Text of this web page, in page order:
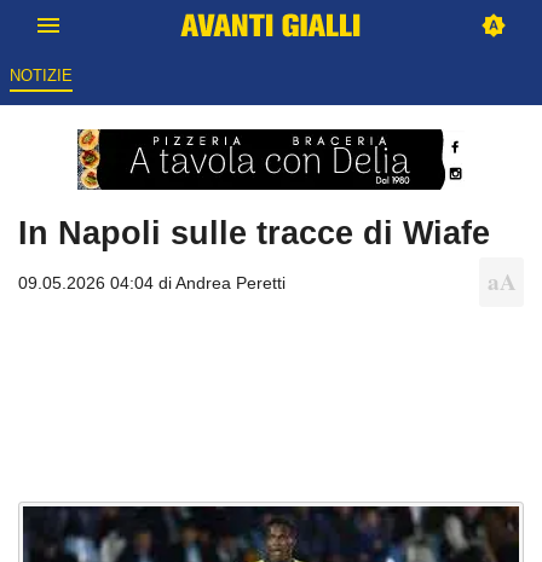
NOTIZIE
In Napoli sulle tracce di Wiafe
09.05.2026 04:04 diAndrea Peretti